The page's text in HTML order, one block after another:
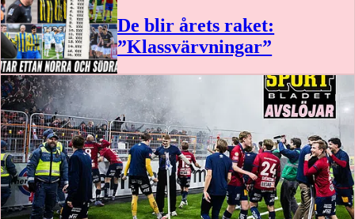
De blir årets raket:
”Klassvärvningar”